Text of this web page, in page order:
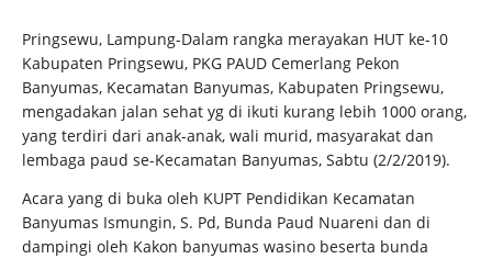
Pringsewu, Lampung-Dalam rangka merayakan HUT ke-10
Kabupaten Pringsewu, PKG PAUD Cemerlang Pekon
Banyumas, Kecamatan Banyumas, Kabupaten Pringsewu,
mengadakan jalan sehat yg di ikuti kurang lebih 1000 orang,
yang terdiri dari anak-anak, wali murid, masyarakat dan
lembaga paud se-Kecamatan Banyumas, Sabtu (2/2/2019).
Acara yang di buka oleh KUPT Pendidikan Kecamatan
Banyumas Ismungin, S. Pd, Bunda Paud Nuareni dan di
dampingi oleh Kakon banyumas wasino beserta bunda